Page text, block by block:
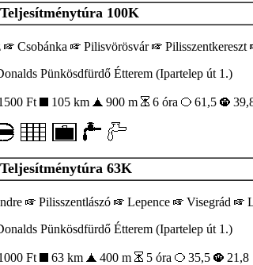
100K
Csobánka Pilisvörösvár Pilisszentkereszt
Pünkösdfürdő Étterem (Ipartelep út 1.)
Ft 105 km 900 m 6 óra 61,5
63K
Pilisszentlászó Lepence Visegrád
Pünkösdfürdő Étterem (Ipartelep út 1.)
Ft 63 km 400 m 5 óra 35,5 21,8